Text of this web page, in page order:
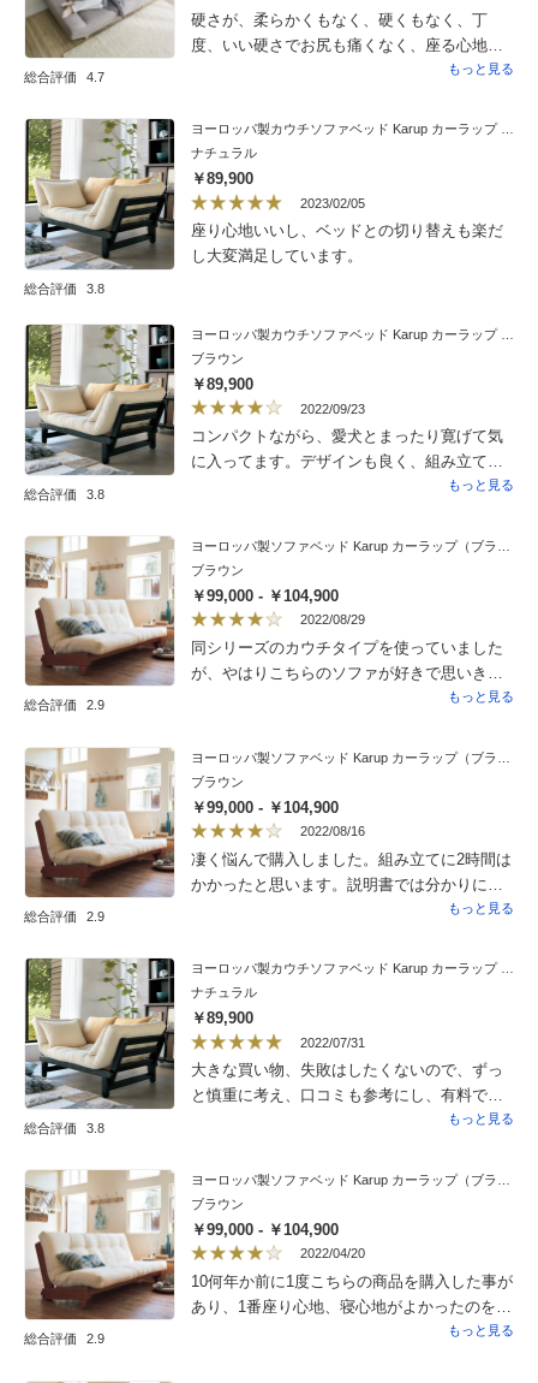
総合評価 4.7
硬さが、柔らかくもなく、硬くもなく、丁
度、いい硬さでお尻も痛くなく、座る心地が
快適です。座面が、広くて、窮屈にならず
もっと見る
総合評価 3.8
ナチュラル
￥89,900
2023/02/05
座り心地いいし、ベッドとの切り替えも楽だ
し大変満足しています。
総合評価 3.8
ブラウン
￥89,900
2022/09/23
コンパクトながら、愛犬とまったり寛げて気
に入ってます。デザインも良く、組み立ても
それほど難しくありませんでした。少しマッ
す。別売りのカバーが結構高価いのでどうし
ようか検討中です。
もっと見る
総合評価 2.9
ブラウン
￥99,000 - ￥104,900
2022/08/29
同シリーズのカウチタイプを使っていました
が、やはりこちらのソファが好きで思いきっ
て購入。やはりハイバックは首が疲れず良い
すし。以前、カウチタイプ購入の時は自分で
組み立てたのですが、かなり面倒でした。組
み立ては得意な方なのですが、女性ひとりと
はいえ数時間を要してしまいました。ので、
今回組み立てはオーダー、ヤマトの作業員の
方が説明書とにらめっこしながら1時間半ほど
で完了。しかし説明書が分かりづらいとの
関しては他の方の書き込み同様、マットがず
れます。滑り止めシートは必須ですね。汚れ
防止にWサイズの防水シーツと重ねてリネン
のシーツをマットに被せました。
もっと見る
総合評価 2.9
ブラウン
￥99,000 - ￥104,900
2022/08/16
凄く悩んで購入しました。組み立てに2時間は
かかったと思います。説明書では分かりにく
いので、それぞれのパーツにアルファベット
その印同士を合わせて載せてくれると組み易
くなると思いました。商品はハイバックです
しデザインも素敵です。
もっと見る
総合評価 3.8
ナチュラル
￥89,900
2022/07/31
大きな買い物、失敗はしたくないので、ずっ
と慎重に考え、口コミも参考にし、有料で、
組み立てをお願いしました。来てくださった
りよく、事が進み、ほんとに商品といい、業
者の方々に感謝です。ソファも、とても座り
心地、寝心地最高です。家具独特な匂いもし
ませんでした。
もっと見る
総合評価 2.9
ブラウン
￥99,000 - ￥104,900
2022/04/20
10何年か前に1度こちらの商品を購入した事が
あり、1番座り心地、寝心地がよかったのをよ
く覚えていましたので次にまたソファを購入
もっと見る